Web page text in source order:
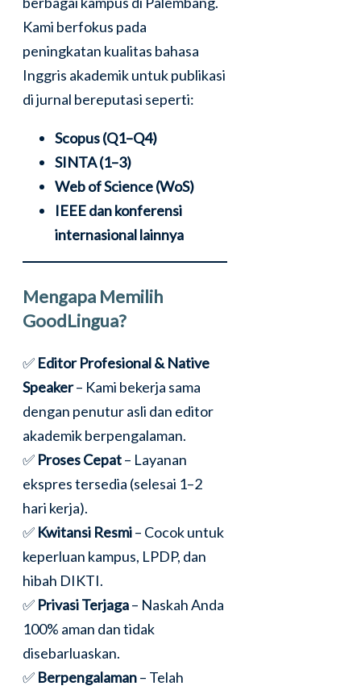
Kami berfokus pada
peningkatan kualitas bahasa
Inggris akademik untuk publikasi
di jurnal bereputasi seperti:
Scopus (Q1–Q4)
SINTA (1–3)
Web of Science (WoS)
IEEE dan konferensi
internasional lainnya
Mengapa Memilih
GoodLingua?
✅ Editor Profesional & Native
Speaker– Kami bekerja sama
dengan penutur asli dan editor
akademik berpengalaman.
✅ Proses Cepat– Layanan
ekspres tersedia (selesai 1–2
hari kerja).
✅ Kwitansi Resmi– Cocok untuk
keperluan kampus, LPDP, dan
hibah DIKTI.
✅ Privasi Terjaga– Naskah Anda
100% aman dan tidak
disebarluaskan.
✅ Berpengalaman– Telah